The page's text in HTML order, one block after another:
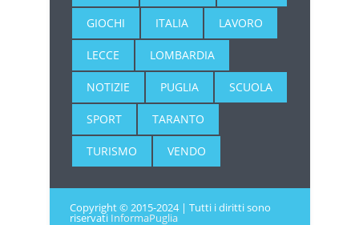
GIOCHI ITALIA LAVORO
LECCE LOMBARDIA
NOTIZIE PUGLIA SCUOLA
SPORT TARANTO
TURISMO VENDO
Copyright © 2015-2024 | Tutti i diritti sono
riservati InformaPuglia